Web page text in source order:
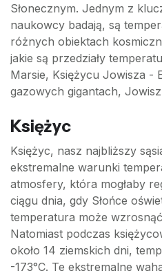
Słonecznym. Jednym z
naukowcy badają, są
różnych obiektach
jakie są przedziały
Marsie, Księżycu Jowisza -
gazowych gigantach,
Księżyc
Księżyc, nasz najbliższy
ekstremalne warunki
atmosfery, która mogłaby
ciągu dnia, gdy Słońce
temperatura może wzrosnąć
Natomiast podczas
około 14 ziemskich dni,
-173°C. Te ekstremalne